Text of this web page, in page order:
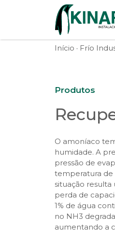
Skip to content
Início · Frío
Produtos
O amoníaco
humidade. A
pressão de
temperatura de
situação
perda de
1% de água
no NH3
aumentando a